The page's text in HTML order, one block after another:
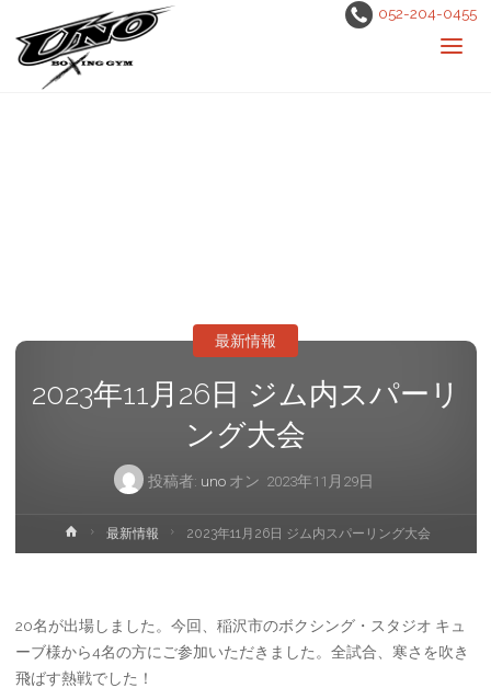
052-204-0455
2023年11月26日 ジム内スパーリ
ング大会
投稿者: uno オン 2023年11月29日
最新情報
ホ
ー
最新情報 2023年11月26日 ジム内スパーリング大会
20名が出場しました。今回、稲沢市のボクシング・スタジオ キュ
ーブ様から4名の方にご参加いただきました。全試合、寒さを吹き
飛ばす熱戦でした！